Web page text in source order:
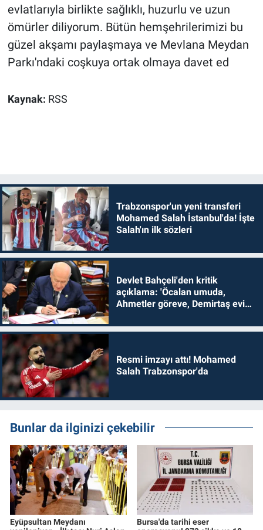
evlatlarıyla birlikte sağlıklı, huzurlu ve uzun
ömürler diliyorum. Bütün hemşehrilerimizi bu
güzel akşamı paylaşmaya ve Mevlana Meydan
Parkı'ndaki coşkuya ortak olmaya davet ed
Kaynak: RSS
Trabzonspor'un yeni transferi
Mohamed Salah İstanbul'da! İşte
Salah'ın ilk sözleri
Devlet Bahçeli'den kritik
açıklama: 'Öcalan umuda,
Ahmetler göreve, Demirtaş evine
Resmi imzayı attı! Mohamed
Salah Trabzonspor'da
Bunlar da ilginizi çekebilir
Eyüpsultan Meydanı
Bursa'da tarihi eser